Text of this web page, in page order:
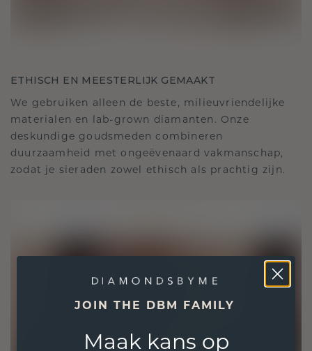
ETHISCH EN MEESTERLIJK GEMAAKT
We gebruiken alleen de beste, milieuvriendelijke
materialen en lab-grown diamanten. Onze
deskundige goudsmeden combineren
duurzaamheid met ongeëvenaard vakmanschap,
zodat je sieraden zowel ethisch als prachtig zijn.
JOIN THE DBM FAMILY
Maak kans op